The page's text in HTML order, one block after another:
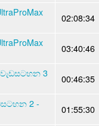
02:08:34
03:40:46
3
00:46:35
2 -
01:55:30